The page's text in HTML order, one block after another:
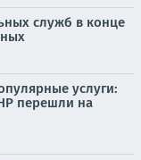
служб в конце
услуги:
перешли на